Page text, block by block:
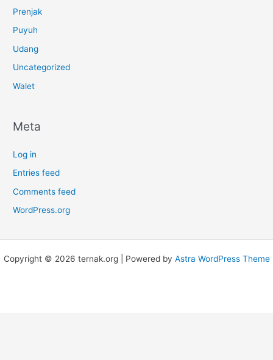
Prenjak
Puyuh
Udang
Uncategorized
Walet
Meta
Log in
Entries feed
Comments feed
WordPress.org
Copyright © 2026 ternak.org | Powered by Astra WordPress Theme